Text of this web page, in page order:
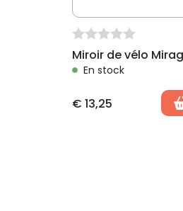
En stock
€ 13,25